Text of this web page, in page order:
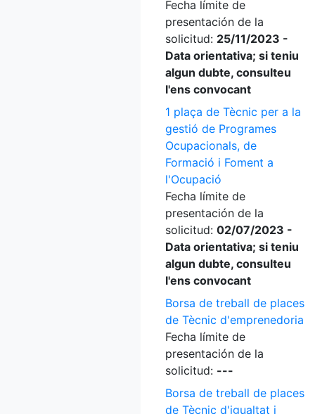
Fecha límite de
presentación de la
solicitud: 25/11/2023 -
Data orientativa; si teniu
algun dubte, consulteu
l'ens convocant
1 plaça de Tècnic per a la
gestió de Programes
Ocupacionals, de
Formació i Foment a
l'Ocupació
Fecha límite de
presentación de la
solicitud: 02/07/2023 -
Data orientativa; si teniu
algun dubte, consulteu
l'ens convocant
Borsa de treball de places
de Tècnic d'emprenedoria
Fecha límite de
presentación de la
solicitud: ---
Borsa de treball de places
de Tècnic d'igualtat i